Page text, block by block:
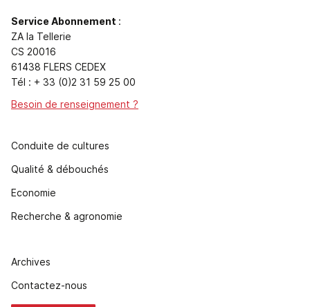
Service Abonnement :
ZA la Tellerie
CS 20016
61438 FLERS CEDEX
Tél : + 33 (0)2 31 59 25 00
Besoin de renseignement ?
Conduite de cultures
Qualité & débouchés
Economie
Recherche & agronomie
Archives
Contactez-nous